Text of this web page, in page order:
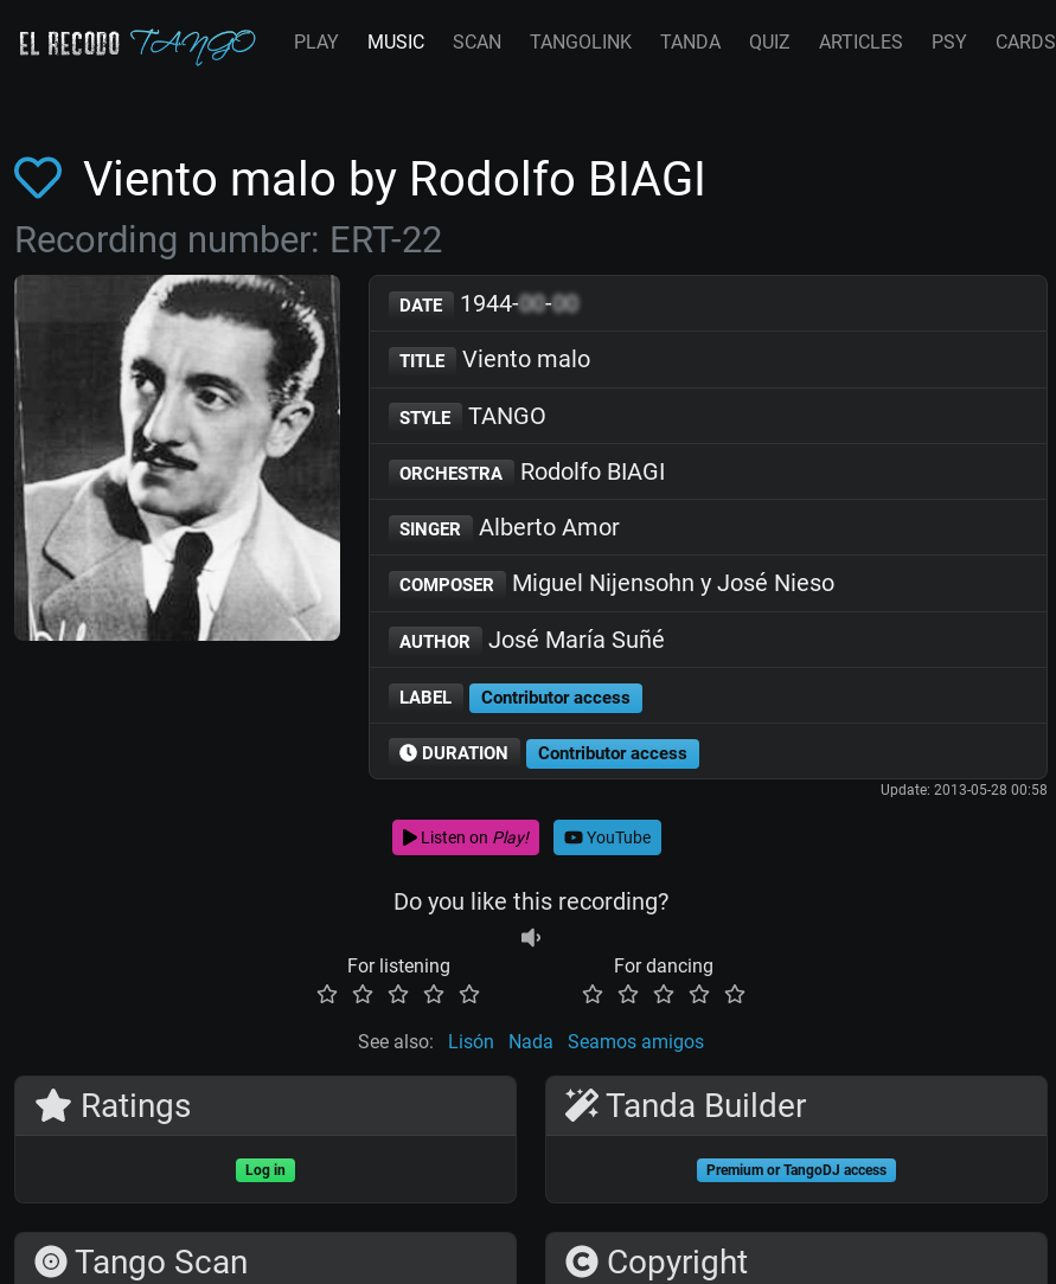
PLAY MUSIC SCAN TANGOLINK TANDA QUIZ ARTICLES PSY CARDS
Viento malo by Rodolfo BIAGI
Recording number: ERT-22
DATE 1944-00-00
TITLE Viento malo
STYLE TANGO
ORCHESTRA Rodolfo BIAGI
SINGER Alberto Amor
COMPOSER Miguel Nijensohn y José Nieso
AUTHOR José María Suñé
LABEL Contributor access
DURATION Contributor access
Update: 2013-05-28 00:58
Listen on Play! YouTube
Do you like this recording?
For listening For dancing
See also: Lisón Nada Seamos amigos
Ratings
Log in
Tango Scan
Tanda Builder
Premium or TangoDJ access
Copyright